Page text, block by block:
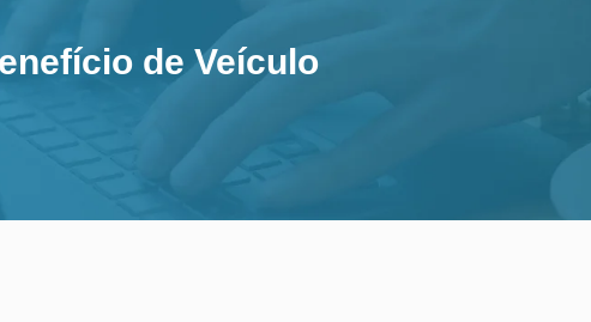
de Veículo